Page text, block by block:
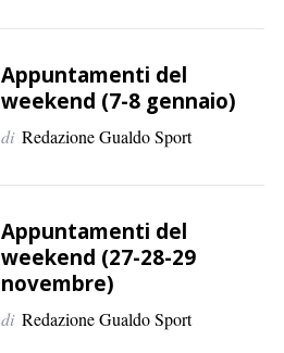
Appuntamenti del
weekend (7-8 gennaio)
di Redazione Gualdo Sport
Appuntamenti del
weekend (27-28-29
novembre)
di Redazione Gualdo Sport